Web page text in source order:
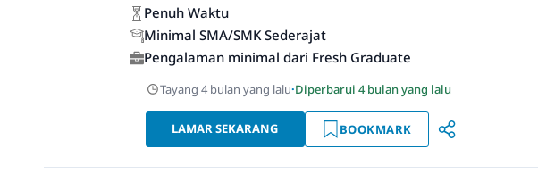
Penuh Waktu
Minimal SMA/SMK Sederajat
Pengalaman minimal dari Fresh Graduate
Tayang 4 bulan yang lalu·Diperbarui 4 bulan yang lalu
LAMAR SEKARANG BOOKMARK